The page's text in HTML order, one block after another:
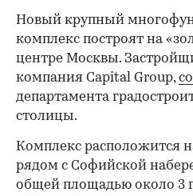
Новый крупный
комплекс построят на
центре Москвы.
компания Capital Group,
департамента
столицы.
Комплекс расположится
рядом с Софийской
общей площадью около 3